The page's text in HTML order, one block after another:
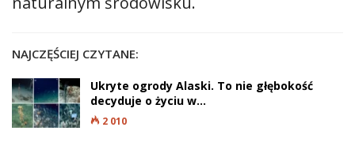
NAJCZĘŚCIEJ CZYTANE:
Ukryte ogrody Alaski. To nie głębokość
decyduje o życiu w…
2 010